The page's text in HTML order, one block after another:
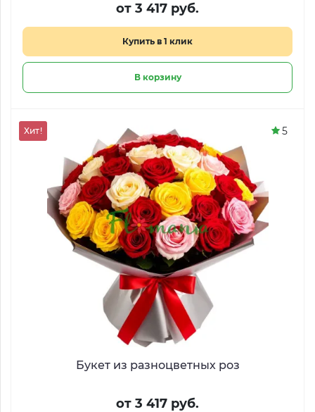
от 3 417 руб.
Купить в 1 клик
В корзину
Букет из разноцветных роз
от 3 417 руб.
Хит! 5